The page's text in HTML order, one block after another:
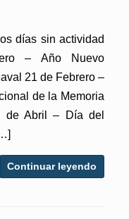
días sin actividad
– Año Nuevo
21 de Febrero –
de la Memoria
de Abril – Día del
Continuar leyendo